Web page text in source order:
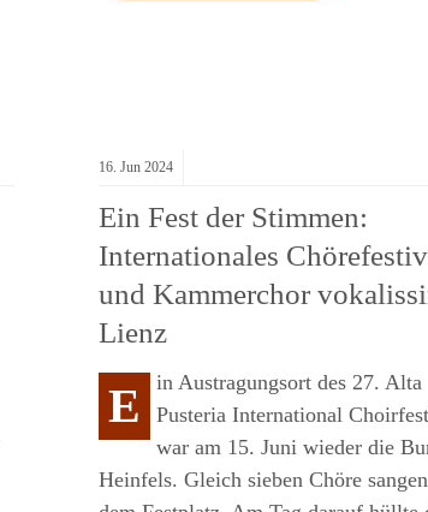
16. Jun 2024
Ein Fest der Stimmen:
Internationales
und Kammerchor
Lienz
E
in Austragungsort des 27. Alta
Pusteria International
war am 15. Juni wieder die
Heinfels. Gleich sieben Chöre